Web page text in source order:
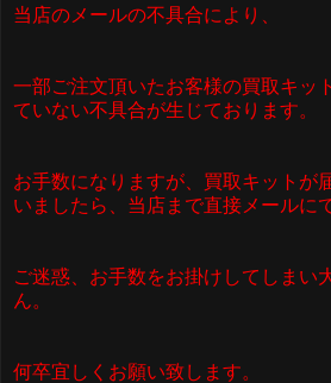
当店のメールの不具合により、
一部ご注文頂いたお客様の買取キッ
ていない不具合が生じております。
お手数になりますが、買取キットが
いましたら、当店まで直接メールに
ご迷惑、お手数をお掛けしてしまい
ん。
何卒宜しくお願い致します。